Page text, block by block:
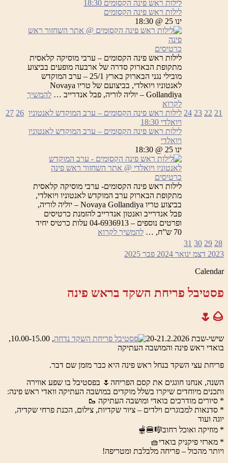
21
22
23
24
לילות ראש פינה הקסומים 18:30
לילות ראש פינה הקסומים
ינו 25 @ 18:30
כרטיסים
לילות ראש פינה הקסומים – ערבי מוסיקה קלאסית
מתקופת הבארוק סדרה של ארבעה מופעים בביצוע
מובילי נגני הבארוק בארץ 25/1 – ערב המוקדש
לאנטוניו ויואלדי, בביצועם של טריו Novaya
Gollandiya – יוליה לוריה, פבל אנדרייב …
להמשיך
לקרוא
ראש
פינה
הקסומים
לילות ראש פינה הקסומים – ערב המוקדש לאנטוניו
ויואלדי 18:30
לילות ראש פינה הקסומים – ערב המוקדש לאנטוניו
ויואלדי
ינו 25 @ 18:30
כרטיסים
לילות ראש פינה הקסומים- ערבי מוסיקה קלאסית
מתקופת הבארוק ערב המוקדש לאנטוניו ויואלדי,
בביצוע טריו Novaya Gollandiya – יוליה לוריה,
פבל אנדרייב ואנטון אנדרייב להזמנת כרטיסים
ופרטים נוספים – 04-6936913 עלות כרטיס יחיד
70 ש”ח, …
להמשיך לקרוא
לאנטוניו
26
27
28
29
30
31
2023 דצמ ינואר 2024 פבר 2025
Calendar
פסטיבל פריחת השקד בראש פינה
🌰🌷
שישי-שבת 20-21.2.2026
, 10.00-15.00,
בואדי ראש פינה והמושבה העתיקה
פריחת עצי השקד בנחל ראש פינה היא כבר מזמן שם דבר.
השנה, אנחנו חוגגים את קסם הפריחה🌷 בפסטיבל בו שפע אווירה
ותכנים מיוחדים שיקרו בשלל מוקדים במושבה העתיקה וואדי ראש פינה:
* סיורים מודרכים בואדי ומושבה העתיקה 🥾
* סדנאות למבוגרים וילדים – ציור שקדיות, צילום, הכנת פרחי שקדיה,
יוגה ועוד
* מוזיקה ואוכל רחוב🎼🍔🫕
* מארזי פיקניק בואדי🧺
ויותר מהכול – פריחה מלבלבת ומטריפה!